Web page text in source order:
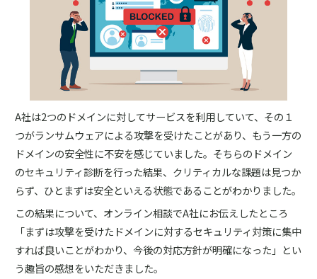
A社は2つのドメインに対してサービスを利用していて、その１
つがランサムウェアによる攻撃を受けたことがあり、もう一方の
ドメインの安全性に不安を感じていました。そちらのドメイン
のセキュリティ診断を行った結果、クリティカルな課題は見つか
らず、ひとまずは安全といえる状態であることがわかりました。
この結果について、オンライン相談でA社にお伝えしたところ
「まずは攻撃を受けたドメインに対するセキュリティ対策に集中
すれば良いことがわかり、今後の対応方針が明確になった」とい
う趣旨の感想をいただきました。